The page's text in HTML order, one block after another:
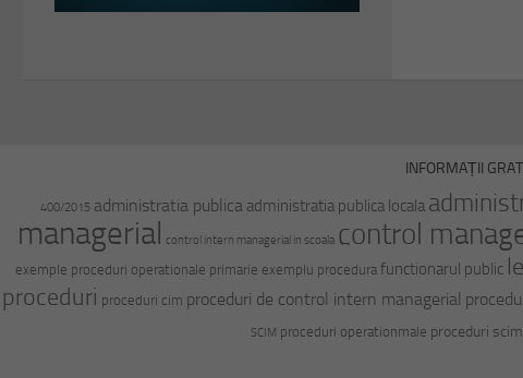
INFORMAȚII
400/2015 administratia publica administratia publica locala
managerial control intern managerial in scoala control
exemple proceduri operationale primarie exemplu procedura functionarul public
proceduri proceduri cim proceduri de control intern managerial
SCIM proceduri operationmale proceduri scim